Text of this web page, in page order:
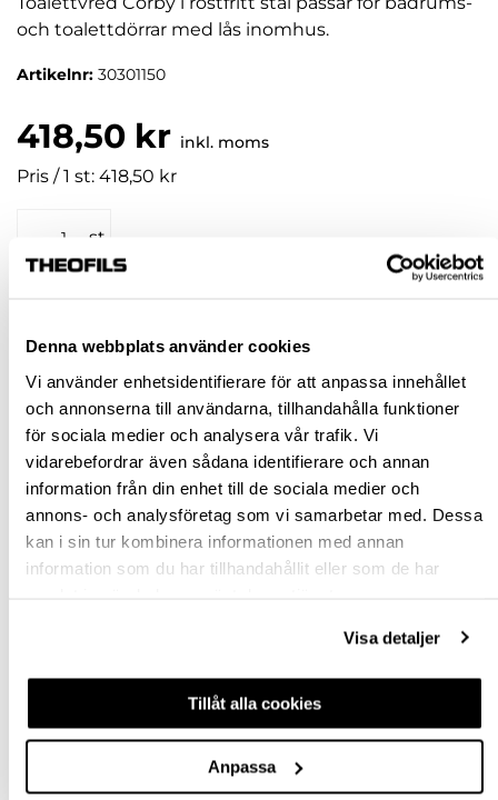
Denna webbplats använder cookies
Vi använder enhetsidentifierare för att anpassa innehållet
och annonserna till användarna, tillhandahålla funktioner
för sociala medier och analysera vår trafik. Vi
vidarebefordrar även sådana identifierare och annan
information från din enhet till de sociala medier och
annons- och analysföretag som vi samarbetar med. Dessa
kan i sin tur kombinera informationen med annan
information som du har tillhandahållit eller som de har
Visa detaljer
Tillåt alla cookies
Anpassa
och toalettdörrar med lås inomhus.
Artikelnr: 30301150
418,50 kr inkl. moms
Pris / 1 st: 418,50 kr
st
Jönköping butik Slut i lager
Malmö butik Finns i lager
Stockholm butik Finns i lager
Snabba leveranser
Hämta i butik
Ledande leverantör i Sverige